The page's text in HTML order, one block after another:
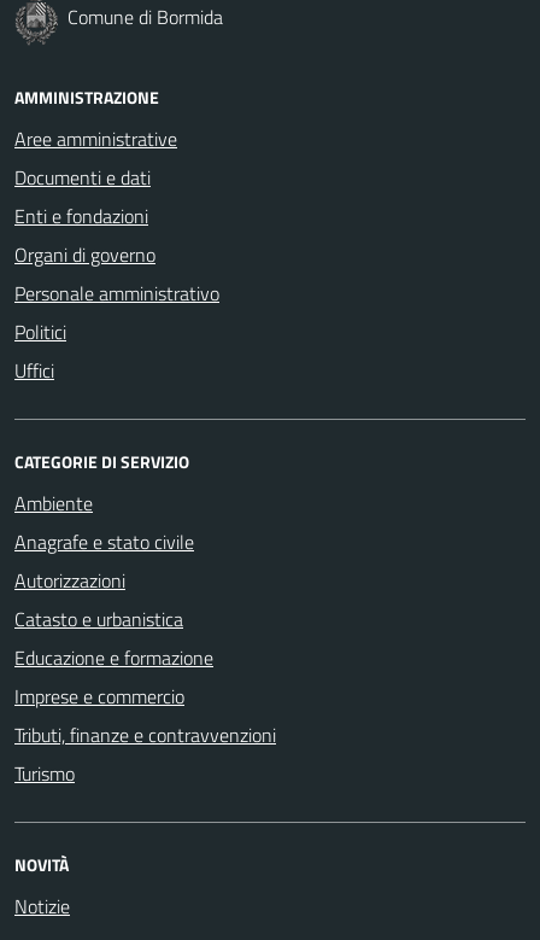
Comune di Bormida
AMMINISTRAZIONE
Aree amministrative
Documenti e dati
Enti e fondazioni
Organi di governo
Personale amministrativo
Politici
Uffici
CATEGORIE DI SERVIZIO
Ambiente
Anagrafe e stato civile
Autorizzazioni
Catasto e urbanistica
Educazione e formazione
Imprese e commercio
Tributi, finanze e contravvenzioni
Turismo
NOVITÀ
Notizie